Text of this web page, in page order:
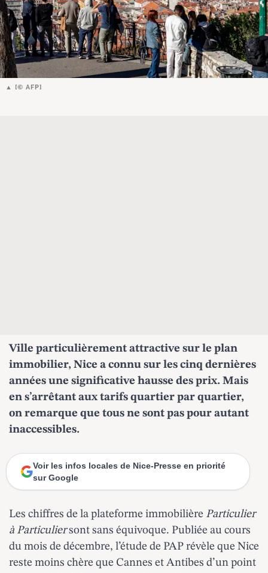
[© AFP]
Ville particulièrement attractive sur le plan
immobilier, Nice a connu sur les cinq dernières
années une significative hausse des prix. Mais
en s’arrêtant aux tarifs quartier par quartier,
on remarque que tous ne sont pas pour autant
inaccessibles.
Voir les infos locales de Nice-Presse en priorité
sur Google
Les chiffres de la plateforme immobilière Particulier
à Particuliersont sans équivoque. Publiée au cours
du mois de décembre, l’étude de PAP révèle que Nice
reste moins chère que Cannes et Antibes d’un point